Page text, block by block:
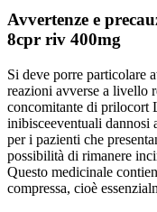
Avvertenze e
8cpr riv 400mg
Si deve porre particolare
reazioni avverse a livello
concomitante di prilocort
inibisceeventuali dannosi
per i pazienti che
possibilità di rimanere
Questo medicinale
compressa, cioè